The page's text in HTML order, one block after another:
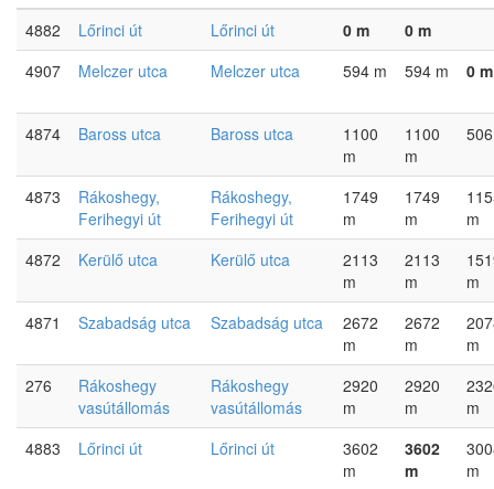
4882
Lőrinci út Lőrinci út 0 m
0 m
4907
Melczer utca Melczer utca 594 m 594 m 0 m
4874 Baross utca Baross utca
1100
m
1100
m
4873
Rákoshegy,
Ferihegyi út
Rákoshegy,
Ferihegyi út
1749
m
1749
m
m
4872
Kerülő utca Kerülő utca
2113
m
2113
m
m
4871
Szabadság utca Szabadság utca
2672
m
2672
m
m
276
Rákoshegy
vasútállomás
Rákoshegy
vasútállomás
2920
m
2920
m
m
4883
Lőrinci út Lőrinci út
3602
m
3602
m
m